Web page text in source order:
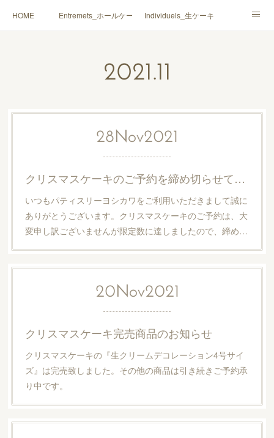
HOME Entremets_ホールケーキ Individuels_生ケーキ
Boutique_店鋪
2021.11
28Nov2021
クリスマスケーキのご予約を締め切らせていただきました
いつもパティスリーヨシカワをご利用いただきまして誠に
ありがとうございます。クリスマスケーキのご予約は、大
変申し訳ございませんが限定数に達しましたので、締め…
20Nov2021
クリスマスケーキ完売商品のお知らせ
クリスマスケーキの『生クリームデコレーション4号サイ
ズ』は完売致しました。その他の商品は引き続きご予約承
り中です。